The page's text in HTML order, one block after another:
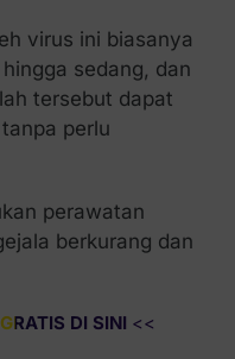
virus ini biasanya
sedang, dan
tersebut dapat
perlu
perawatan
berkurang dan
DI SINI <<